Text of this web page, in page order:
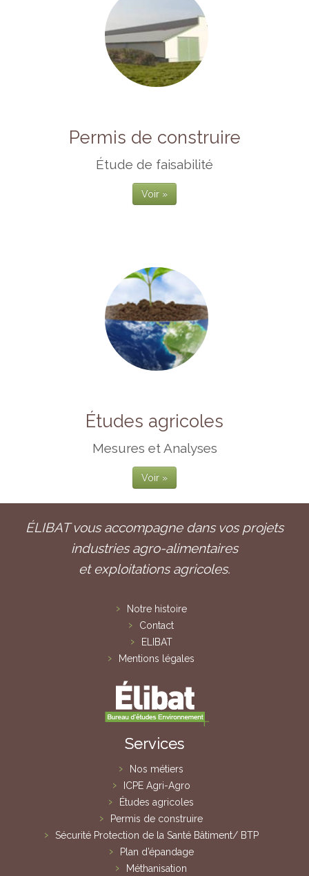
Permis de construire
Étude de faisabilité
Voir »
Études agricoles
Mesures et Analyses
Voir »
ÉLIBAT vous accompagne dans vos projets
industries agro-alimentaires
et exploitations agricoles.
Notre histoire
Contact
ELIBAT
Mentions légales
Services
Nos métiers
ICPE Agri-Agro
Études agricoles
Permis de construire
Sécurité Protection de la Santé Bâtiment/ BTP
Plan d’épandage
Méthanisation